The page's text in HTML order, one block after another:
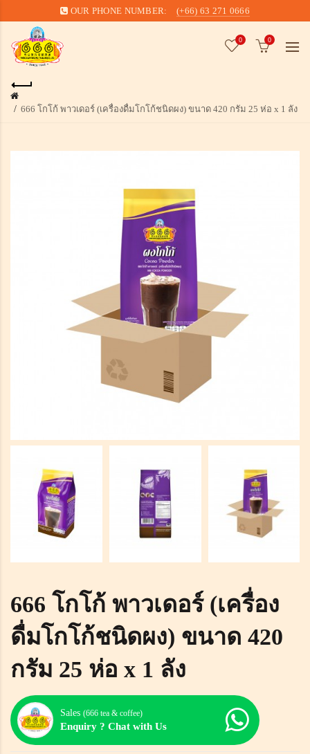
OUR PHONE NUMBER: (+66) 63 271 0666
0 0
666 โกโก้ พาวเดอร์ (เครื่องดื่มโกโก้ชนิดผง) ขนาด 420 กรัม 25 ห่อ x 1 ลัง
666 โกโก้ พาวเดอร์ (เครื่อง
ดื่มโกโก้ชนิดผง) ขนาด 420
กรัม 25 ห่อ x 1 ลัง
Sales (666 tea & coffee)
Enquiry ? Chat with Us